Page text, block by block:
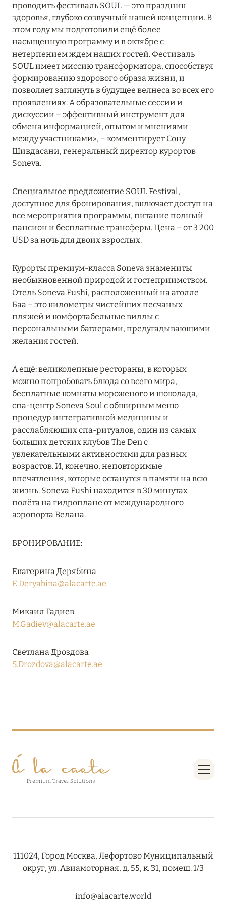
18 июня 2024
FOUR SEASONS RESORT MALDIVES: ЛЕТОМ
ВЫГОДНЕЕ ДО 20%
Подробнее
04 июня 2024
PEACEFUL WEEKEND С ВИКОЙ ГАЗИНСКОЙ В
AMANRUYA С 20-23 ИЮНЯ
Подробнее
VAKKARU MALDIVES: РАННЕЕ
БРОНИРОВАНИЕ
Подробнее
SONEVA SECRET: ДОЛГОЖДАННОЕ ОТКРЫТИЕ
Подробнее
30 марта 2024
MALDIVES: ПРОДЛЕНИЕ СПЕЦПРЕДЛОЖЕНИЙ
Подробнее
21 марта 2024
WALDORF ASTORIA SEYCHELLES PLATTE
ISLAND
Подробнее
29 января 2024
ONE&ONLY THE PALM, ДУБАЙ
29 января 2024
ONE&ONLY ROYAL MIRAGE, ДУБАЙ
Подробнее
ATLANTIS THE PALM, DUBAI: СКИДКИ ДО 35%
29 декабря 2023
Подробнее
BARRIÈRE LES NEIGES: ЕСЛИ НОВЫЙ ГОД, ТО В
проводить фестиваль SOUL — это праздник
здоровья, глубоко созвучный нашей концепции. В
этом году мы подготовили ещё более
насыщенную программу и в октябре с
нетерпением ждем наших гостей. Фестиваль
SOUL имеет миссию трансформатора, способствуя
формированию здорового образа жизни, и
позволяет заглянуть в будущее велнеса во всех его
проявлениях. А образовательные сессии и
дискуссии – эффективный инструмент для
обмена информацией, опытом и мнениями
между участниками», – комментирует Сону
Шивдасани, генеральный директор курортов
Soneva.
Специальное предложение SOUL Festival,
доступное для бронирования, включает доступ на
все мероприятия программы, питание полный
пансион и бесплатные трансферы. Цена – от 3 200
USD за ночь для двоих взрослых.
Курорты премиум-класса Soneva знамениты
необыкновенной природой и гостеприимством.
Отель Soneva Fushi, расположенный на атолле
Баа – это километры чистейших песчаных
пляжей и комфортабельные виллы с
персональными батлерами, предугадывающими
желания гостей.
А ещё: великолепные рестораны, в которых
можно попробовать блюда со всего мира,
бесплатные комнаты мороженого и шоколада,
спа-центр Soneva Soul с обширным меню
процедур интегративной медицины и
расслабляющих спа-ритуалов, один из самых
больших детских клубов The Den с
увлекательными активностями для разных
возрастов. И, конечно, неповторимые
впечатления, которые останутся в памяти на всю
жизнь. Soneva Fushi находится в 30 минутах
полёта на гидроплане от международного
аэропорта Велана.
БРОНИРОВАНИЕ:
Екатерина Дерябина
E.Deryabina@alacarte.ae
Микаил Гадиев
M.Gadiev@alacarte.ae
Светлана Дроздова
S.Drozdova@alacarte.ae
111024, Город Москва, Лефортово Муниципальный
округ, ул. Авиамоторная, д. 55, к. 31, помещ. 1/3
info@alacarte.world